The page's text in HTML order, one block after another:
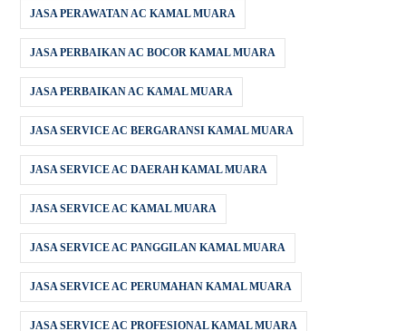
JASA PERAWATAN AC KAMAL MUARA
JASA PERBAIKAN AC BOCOR KAMAL MUARA
JASA PERBAIKAN AC KAMAL MUARA
JASA SERVICE AC BERGARANSI KAMAL MUARA
JASA SERVICE AC DAERAH KAMAL MUARA
JASA SERVICE AC KAMAL MUARA
JASA SERVICE AC PANGGILAN KAMAL MUARA
JASA SERVICE AC PERUMAHAN KAMAL MUARA
JASA SERVICE AC PROFESIONAL KAMAL MUARA